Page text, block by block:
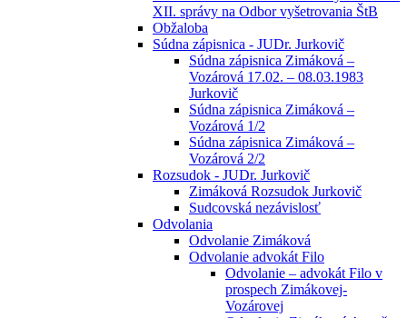
XII. správy na Odbor vyšetrovania ŠtB
Obžaloba
Súdna zápisnica - JUDr. Jurkovič
Súdna zápisnica Zimáková –
Vozárová 17.02. – 08.03.1983
Jurkovič
Súdna zápisnica Zimáková –
Vozárová 1/2
Súdna zápisnica Zimáková –
Vozárová 2/2
Rozsudok - JUDr. Jurkovič
Zimáková Rozsudok Jurkovič
Sudcovská nezávislosť
Odvolania
Odvolanie Zimáková
Odvolanie advokát Filo
Odvolanie – advokát Filo v
prospech Zimákovej-
Vozárovej